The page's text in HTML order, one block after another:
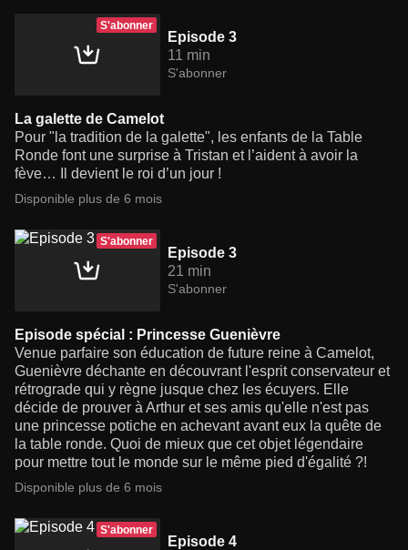
S'abonner
Episode 3
11 min
S'abonner
La galette de Camelot
Pour "la tradition de la galette", les enfants de la Table
Ronde font une surprise à Tristan et l’aident à avoir la
fève… Il devient le roi d’un jour !
Disponible plus de 6 mois
S'abonner
Episode 3
21 min
S'abonner
Episode spécial : Princesse Guenièvre
Venue parfaire son éducation de future reine à Camelot,
Guenièvre déchante en découvrant l'esprit conservateur et
rétrograde qui y règne jusque chez les écuyers. Elle
décide de prouver à Arthur et ses amis qu'elle n'est pas
une princesse potiche en achevant avant eux la quête de
la table ronde. Quoi de mieux que cet objet légendaire
pour mettre tout le monde sur le même pied d'égalité ?!
Disponible plus de 6 mois
S'abonner
Episode 4